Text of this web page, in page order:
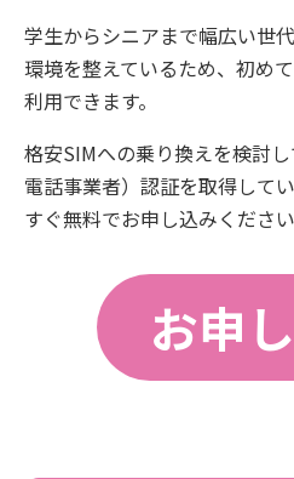
学生からシニアまで幅広い世
環境を整えているため、初め
利用できます。
格安SIMへの乗り換えを検討
電話事業者）認証を取得して
すぐ無料でお申し込みください
お申